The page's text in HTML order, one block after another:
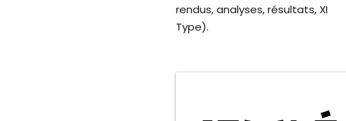
rendus, analyses, résultats, XI
Type).